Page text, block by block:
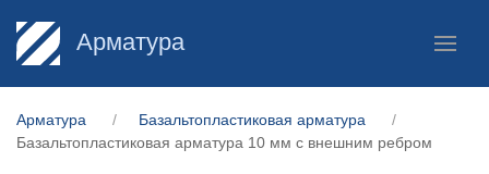
Арматура
Арматура
Базальтопластиковая арматура
Базальтопластиковая арматура 10 мм с внешним ребром